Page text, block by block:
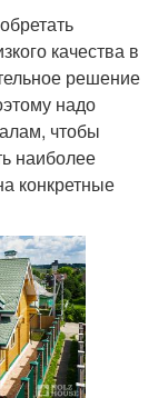
качества в
решение
надо
чтобы
наиболее
конкретные